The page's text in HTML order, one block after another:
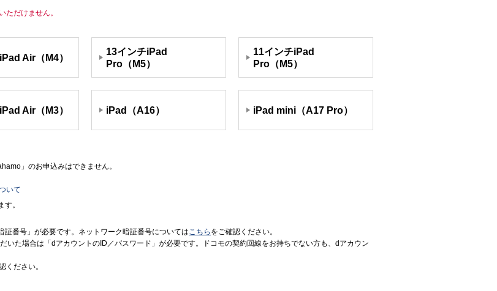
ただけません。
Air（M4）
13インチiPad
Pro（M5）
11インチiPad
Pro（M5）
Air（M3） iPad（A16） iPad mini（A17 Pro）
」のお申込みはできません。
いて
。
証番号」が必要です。ネットワーク暗証番号についてはこちら をご確認ください。
いた場合は「dアカウントのID／パスワード」が必要です。ドコモの契約回線をお持ちでない方も、dアカウン
ください。